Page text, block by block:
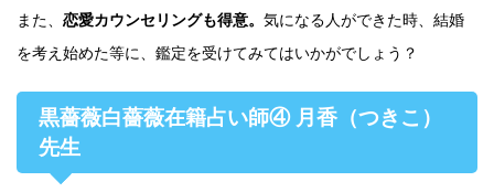
また、 恋愛カウンセリングも得意。 気になる人ができた時、結婚
を考え始めた等に、鑑定を受けてみてはいかがでしょう？
黒薔薇白薔薇在籍占い師④ 月香（つきこ）
先生